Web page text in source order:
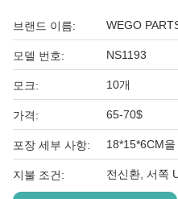
브랜드 이름: WEGO
모델 번호: NS1193
모크: 10개
가격: 65-70$
포장 세부 사항:
지불 조건: 전신환, 서쪽